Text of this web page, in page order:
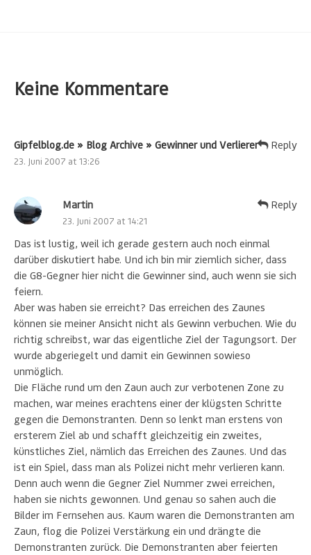
Keine Kommentare
Gipfelblog.de » Blog Archive » Gewinner und Verlierer
23. Juni 2007 at 13:26
Reply
Martin
23. Juni 2007 at 14:21
Das ist lustig, weil ich gerade gestern auch noch einmal
darüber diskutiert habe. Und ich bin mir ziemlich sicher, dass
die G8-Gegner hier nicht die Gewinner sind, auch wenn sie sich
feiern.
Aber was haben sie erreicht? Das erreichen des Zaunes
können sie meiner Ansicht nicht als Gewinn verbuchen. Wie du
richtig schreibst, war das eigentliche Ziel der Tagungsort. Der
wurde abgeriegelt und damit ein Gewinnen sowieso
unmöglich.
Die Fläche rund um den Zaun auch zur verbotenen Zone zu
machen, war meines erachtens einer der klügsten Schritte
gegen die Demonstranten. Denn so lenkt man erstens von
ersterem Ziel ab und schafft gleichzeitig ein zweites,
künstliches Ziel, nämlich das Erreichen des Zaunes. Und das
ist ein Spiel, dass man als Polizei nicht mehr verlieren kann.
Denn auch wenn die Gegner Ziel Nummer zwei erreichen,
haben sie nichts gewonnen. Und genau so sahen auch die
Bilder im Fernsehen aus. Kaum waren die Demonstranten am
Zaun, flog die Polizei Verstärkung ein und drängte die
Demonstranten zurück. Die Demonstranten aber feierten
Reply